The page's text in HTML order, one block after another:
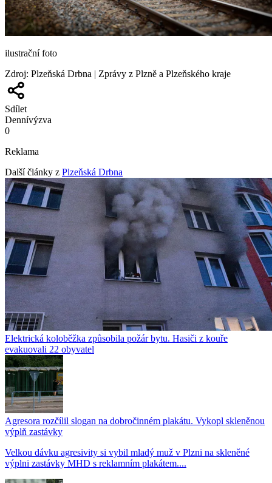
ilustrační foto
Zdroj: Plzeňská Drbna | Zprávy z Plzně a Plzeňského kraje
Sdílet
Dennívýzva
0
Reklama
Další články z Plzeňská Drbna
Elektrická koloběžka způsobila požár bytu. Hasiči z kouře
evakuovali 22 obyvatel
Agresora rozčílil slogan na dobročinném plakátu. Vykopl skleněnou
výplň zastávky
Velkou dávku agresivity si vybil mladý muž v Plzni na skleněné
výplni zastávky MHD s reklamním plakátem....